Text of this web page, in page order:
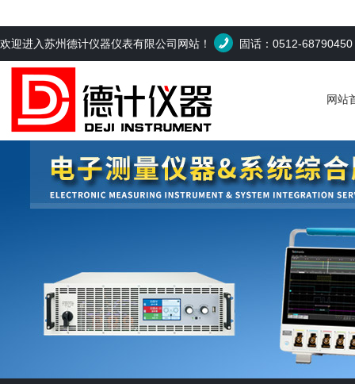
欢迎进入苏州德计仪器仪表有限公司网站！ 固话：0512-68790450
网站